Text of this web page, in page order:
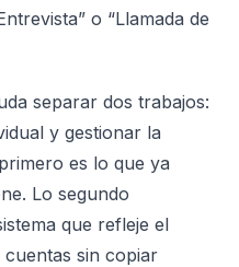
o “Llamada de
separar dos trabajos:
y gestionar la
es lo que ya
Lo segundo
que refleje el
sin copiar